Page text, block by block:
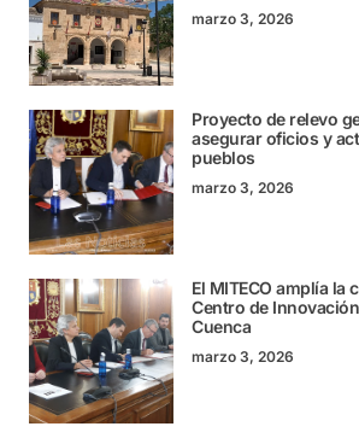
marzo 3, 2026
Proyecto de relevo
asegurar oficios y
pueblos
marzo 3, 2026
El MITECO amplía la
Centro de
Cuenca
marzo 3, 2026